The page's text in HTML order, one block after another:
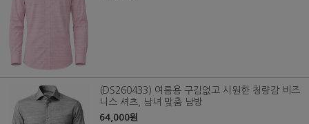
(DS260433) 여름용 구김없고 시원한 청량감 비즈
니스 셔츠, 남녀 맞춤 남방
64,000원